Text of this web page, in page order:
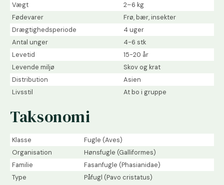
Vægt
2–6 kg
Fødevarer
Frø, bær, insekter
Drægtighedsperiode
4 uger
Antal unger
4-6 stk
Levetid
15-20 år
Levende miljø
Skov og krat
Distribution
Asien
Livsstil
At bo i gruppe
Taksonomi
Klasse
Fugle (Aves)
Organisation
Hønsfugle (Galliformes)
Familie
Fasanfugle (Phasianidae)
Type
Påfugl (Pavo cristatus)